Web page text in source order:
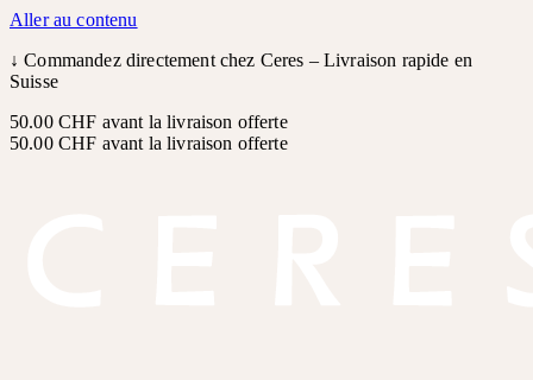
Aller au contenu
↓Commandez directement chez Ceres – Livraison rapide en
Suisse
50.00 CHF avant la livraison offerte
50.00 CHF avant la livraison offerte